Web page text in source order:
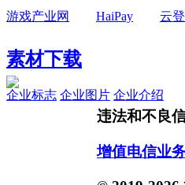
游戏产业网 HaiPay 云
素材下载
企业标志 企业图片 企业介绍
违法和不良
增值电信业